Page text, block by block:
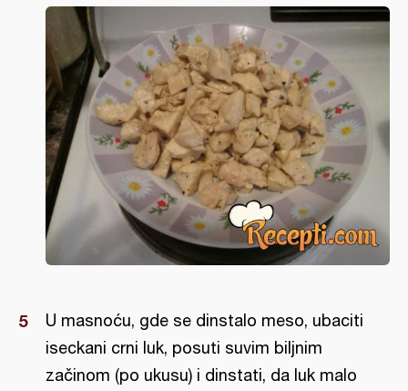
U masnoću, gde se dinstalo meso, ubaciti
iseckani crni luk, posuti suvim biljnim
začinom (po ukusu) i dinstati, da luk malo